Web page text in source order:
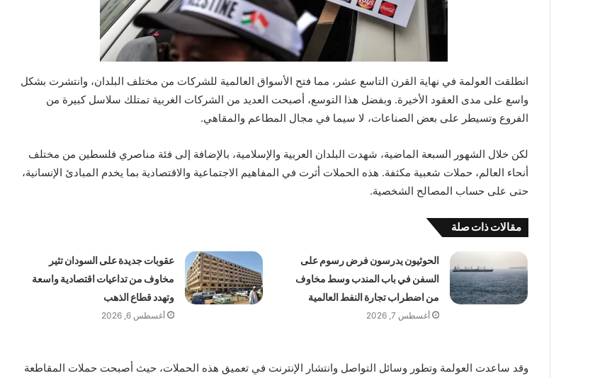
انطلقت العولمة في نهاية القرن التاسع عشر، مما فتح الأسواق العالمية للشركات من مختلف البلدان، وانتشرت بشكل
واسع على مدى العقود الأخيرة. وبفضل هذا التوسع، أصبحت العديد من الشركات الغربية تمتلك سلاسل كبيرة من
الفروع وتسيطر على بعض الصناعات، لا سيما في مجال المطاعم والمقاهي.
لكن خلال الشهور السبعة الماضية، شهدت البلدان العربية والإسلامية، بالإضافة إلى فئة مناصري فلسطين من مختلف
أنحاء العالم، حملات شعبية مكثفة. هذه الحملات أثرت في المفاهيم الاجتماعية والاقتصادية بما يخدم المبادئ الإنسانية،
حتى على حساب المصالح الشخصية.
مقالات ذات صلة
الحوثيون يدرسون فرض رسوم على
السفن في باب المندب وسط مخاوف
من اضطراب تجارة النفط العالمية
أغسطس 7, 2026
عقوبات جديدة على السودان تثير
مخاوف من تداعيات اقتصادية واسعة
وتهدد قطاع الذهب
أغسطس 6, 2026
وقد ساعدت العولمة وتطور وسائل التواصل وانتشار الإنترنت في تعميق هذه الحملات، حيث أصبحت حملات المقاطعة